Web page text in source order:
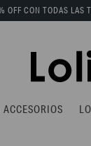
OFF CON TODAS LAS